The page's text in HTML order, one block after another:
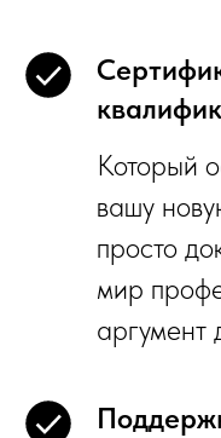
Который
вашу
просто
мир
аргумент